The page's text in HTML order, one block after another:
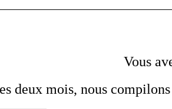
Vous
deux mois, nous